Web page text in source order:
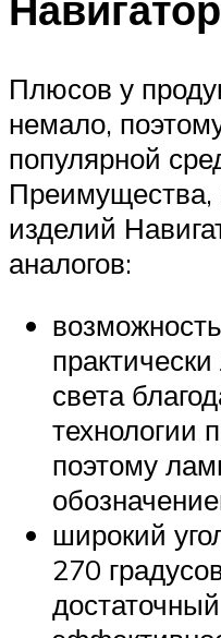
Плюсов у
немало,
популярной
Преимущества,
изделий
аналогов:
света
технологии
поэтому
широкий
270